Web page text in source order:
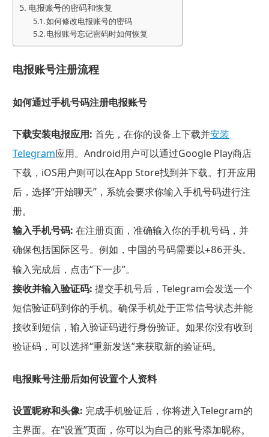
电报账号的密码和恢复
如何修改电报账号的密码
电报账号忘记密码时如何恢复
电报账号注册流程
如何通过手机号码注册电报账号
下载安装电报应用: 首先，在你的设备上下载并安装
Telegram应用。Android用户可以通过Google Play商店
下载，iOS用户则可以在App Store找到并下载。打开应用
后，选择“开始聊天”，系统会要求你输入手机号码进行注
册。
输入手机号码: 在注册页面，准确输入你的手机号码，并
确保包括国际区号。例如，中国的号码需要以+86开头。
输入完成后，点击“下一步”。
接收并输入验证码: 提交手机号后，Telegram会发送一个
短信验证码到你的手机。确保手机处于正常信号状态并能
接收到短信，输入验证码进行身份验证。如果你没有收到
验证码，可以选择“重新发送”来获取新的验证码。
电报账号注册后如何设置个人资料
设置昵称和头像: 完成手机验证后，你将进入Telegram的
主界面。在“设置”页面，你可以为自己的账号添加昵称。